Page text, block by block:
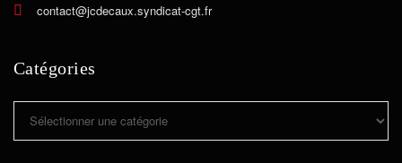
contact@jcdecaux.syndicat-cgt.fr
Catégories